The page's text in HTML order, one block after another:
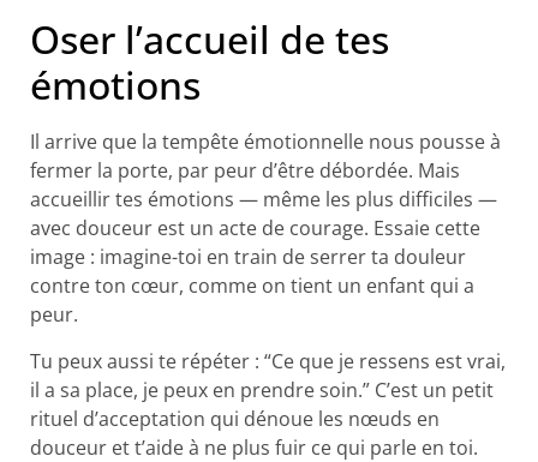
Oser l’accueil de tes
émotions
Il arrive que la tempête émotionnelle nous pousse à
fermer la porte, par peur d’être débordée. Mais
accueillir tes émotions — même les plus difficiles —
avec douceur est un acte de courage. Essaie cette
image : imagine-toi en train de serrer ta douleur
contre ton cœur, comme on tient un enfant qui a
peur.
Tu peux aussi te répéter : “Ce que je ressens est vrai,
il a sa place, je peux en prendre soin.” C’est un petit
rituel d’acceptation qui dénoue les nœuds en
douceur et t’aide à ne plus fuir ce qui parle en toi.